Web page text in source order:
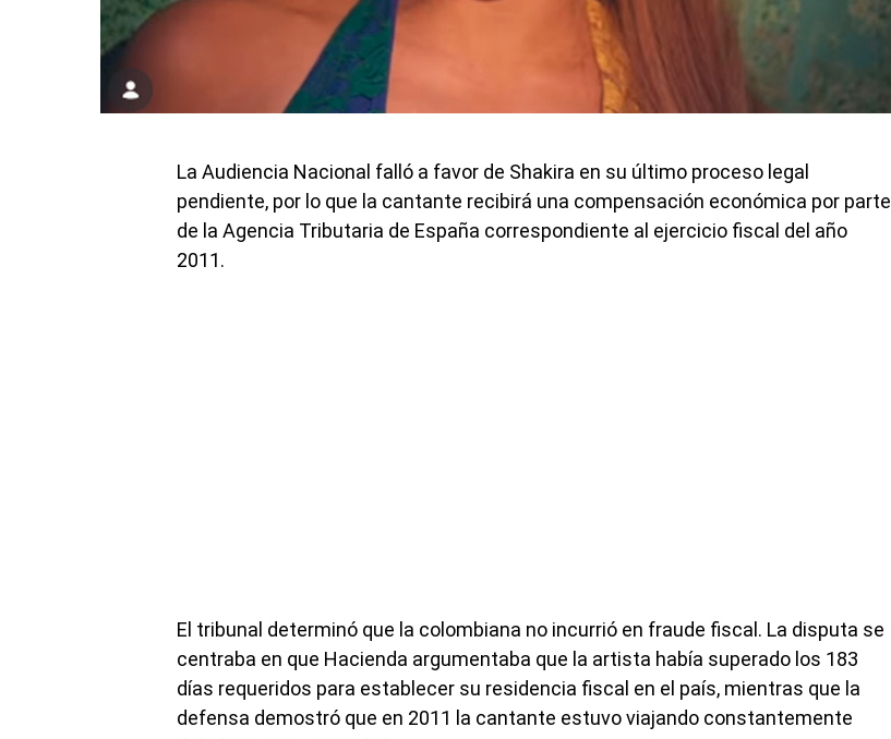
La Audiencia Nacional falló a favor de Shakira en su último proceso legal
pendiente, por lo que la cantante recibirá una compensación económica por parte
de la Agencia Tributaria de España correspondiente al ejercicio fiscal del año
2011.
El tribunal determinó que la colombiana no incurrió en fraude fiscal. La disputa se
centraba en que Hacienda argumentaba que la artista había superado los 183
días requeridos para establecer su residencia fiscal en el país, mientras que la
defensa demostró que en 2011 la cantante estuvo viajando constantemente